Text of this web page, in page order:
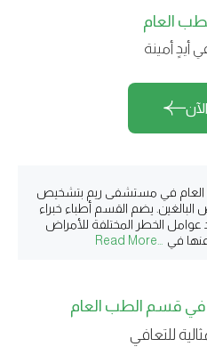
العام
أيدٍ أمينة
في مستشفى ريم بتشخيص
البالغين. يضم القسم أطباء خبراء
الخطر المختلفة للأمراض
في
في قسم الطب العام
للتعافي